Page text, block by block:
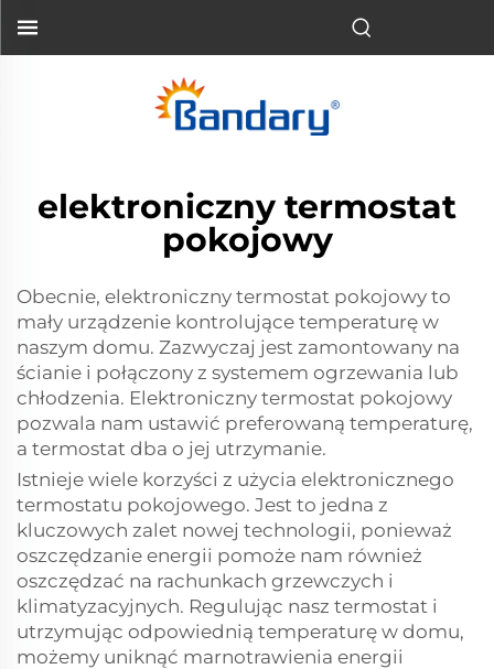
elektroniczny termostat
pokojowy
Obecnie, elektroniczny termostat pokojowy to
mały urządzenie kontrolujące temperaturę w
naszym domu. Zazwyczaj jest zamontowany na
ścianie i połączony z systemem ogrzewania lub
chłodzenia. Elektroniczny termostat pokojowy
pozwala nam ustawić preferowaną temperaturę,
a termostat dba o jej utrzymanie.
Istnieje wiele korzyści z użycia elektronicznego
termostatu pokojowego. Jest to jedna z
kluczowych zalet nowej technologii, ponieważ
oszczędzanie energii pomoże nam również
oszczędzać na rachunkach grzewczych i
klimatyzacyjnych. Regulując nasz termostat i
utrzymując odpowiednią temperaturę w domu,
możemy uniknąć marnotrawienia energii